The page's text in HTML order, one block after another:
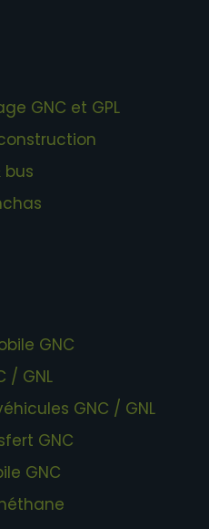
GNC et GPL
bus
GNC
/ GNL
GNC / GNL
GNC
GNC